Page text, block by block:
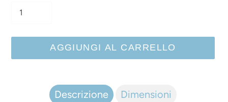
AGGIUNGI AL CARRELLO
Descrizione Dimensioni